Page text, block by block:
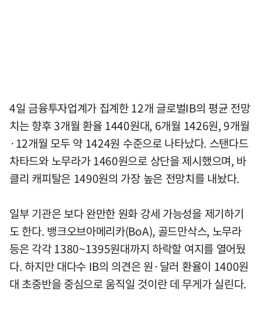
4일 금융투자업계가 집계한 12개 글로벌IB의 평균 전망
치는 향후 3개월 환율 1440원대, 6개월 1426원, 9개월
·12개월 모두 약 1424원 수준으로 나타났다. 스탠다드
차타드와 노무라가 1460원으로 상단을 제시했으며, 바
클리 캐피탈은 1490원의 가장 높은 전망치를 내놨다.
일부 기관은 보다 완만한 원화 강세 가능성을 제기하기
도 한다. 뱅크오브아메리카(BoA), 골드만삭스, 노무라
등은 각각 1380~1395원대까지 하락할 여지를 열어뒀
다. 하지만 대다수 IB의 의견은 원·달러 환율이 1400원
대 초중반을 중심으로 움직일 것이란 데 무게가 실린다.